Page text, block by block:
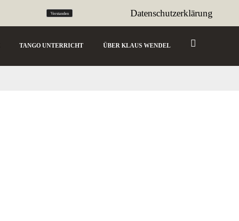
tango@sencillo.de
TANGO UNTERRICHT ÜBER KLAUS WENDEL
Verstanden Datenschutzerklärung